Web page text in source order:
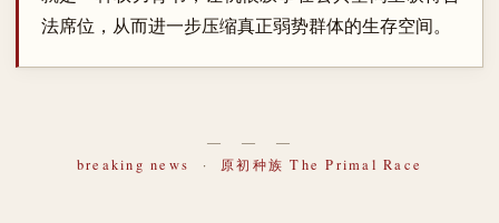
法席位，从而进一步压缩真正弱势群体的生存空间。
― ― ―
breaking news
· 原初种族 The Primal Race